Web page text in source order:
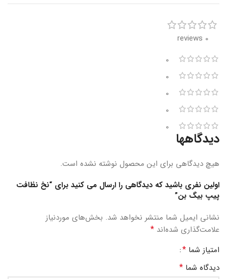
0 reviews
0
0
0
0
0
دیدگاهها
هیچ دیدگاهی برای این محصول نوشته نشده است.
اولین نفری باشید که دیدگاهی را ارسال می کنید برای “نخ نظافت
پیپ بیگ بن”
نشانی ایمیل شما منتشر نخواهد شد. بخش‌های موردنیاز
علامت‌گذاری شده‌اند *
امتیاز شما *
دیدگاه شما *